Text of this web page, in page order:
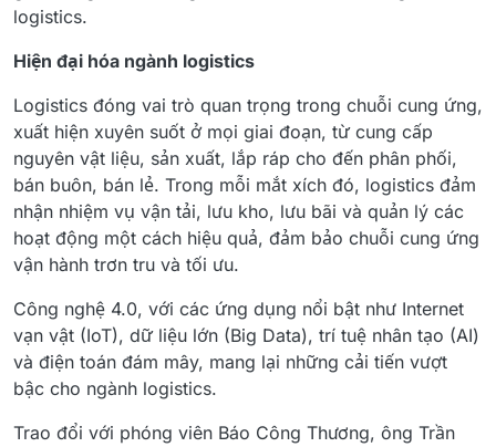
logistics.
Hiện đại hóa ngành logistics
Logistics đóng vai trò quan trọng trong chuỗi cung ứng,
xuất hiện xuyên suốt ở mọi giai đoạn, từ cung cấp
nguyên vật liệu, sản xuất, lắp ráp cho đến phân phối,
bán buôn, bán lẻ. Trong mỗi mắt xích đó, logistics đảm
nhận nhiệm vụ vận tải, lưu kho, lưu bãi và quản lý các
hoạt động một cách hiệu quả, đảm bảo chuỗi cung ứng
vận hành trơn tru và tối ưu.
Công nghệ 4.0, với các ứng dụng nổi bật như Internet
vạn vật (IoT), dữ liệu lớn (Big Data), trí tuệ nhân tạo (AI)
và điện toán đám mây, mang lại những cải tiến vượt
bậc cho ngành logistics.
Trao đổi với phóng viên Báo Công Thương, ông Trần